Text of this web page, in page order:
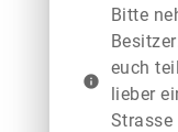
info
Bitte
euch
lieber
Strasse